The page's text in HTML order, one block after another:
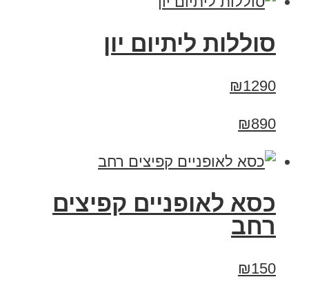
סוללות ליתיום יון
₪1290
₪890
כסא לאופניים קפיצים
רחב
₪150